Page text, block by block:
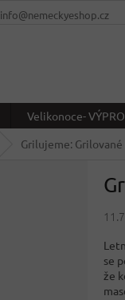
info@nemeckyeshop.cz
Velikonoce-
Grilujeme:
se
že